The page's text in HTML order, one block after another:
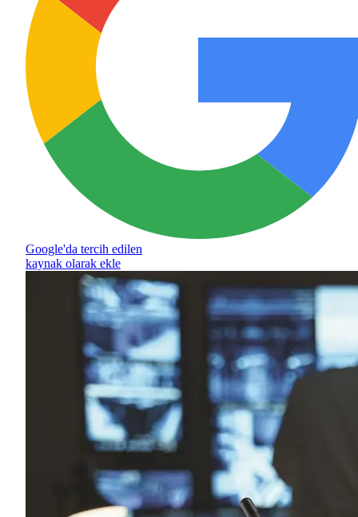
Google'da tercih edilen
kaynak olarak ekle